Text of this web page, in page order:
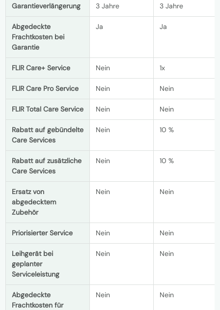
Garantieverlängerung 3 Jahre 3 Jahre
Abgedeckte
Frachtkosten bei
Garantie
Ja Ja
FLIR Care+ Service Nein 1x
FLIR Care Pro Service Nein Nein
FLIR Total Care Service Nein Nein
Rabatt auf gebündelte
Care Services
Nein 10 %
Rabatt auf zusätzliche
Care Services
Nein 10 %
Ersatz von
abgedecktem
Zubehör
Nein Nein
Priorisierter Service Nein Nein
Leihgerät bei
geplanter
Serviceleistung
Nein Nein
Abgedeckte
Frachtkosten für
Nein Nein